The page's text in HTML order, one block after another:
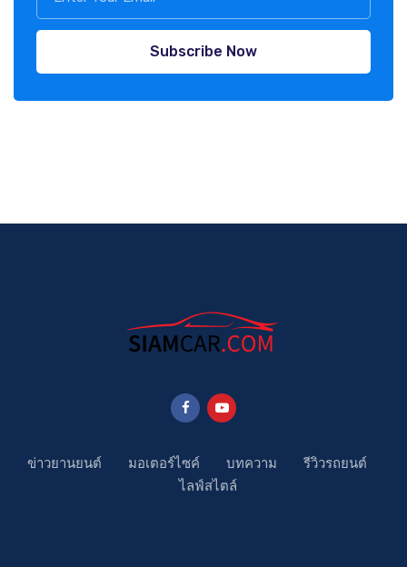
Subscribe Now
ข่าวยานยนต์ มอเตอร์ไซค์ บทความ
รีวิวรถยนต์
ไลฟ์สไตล์